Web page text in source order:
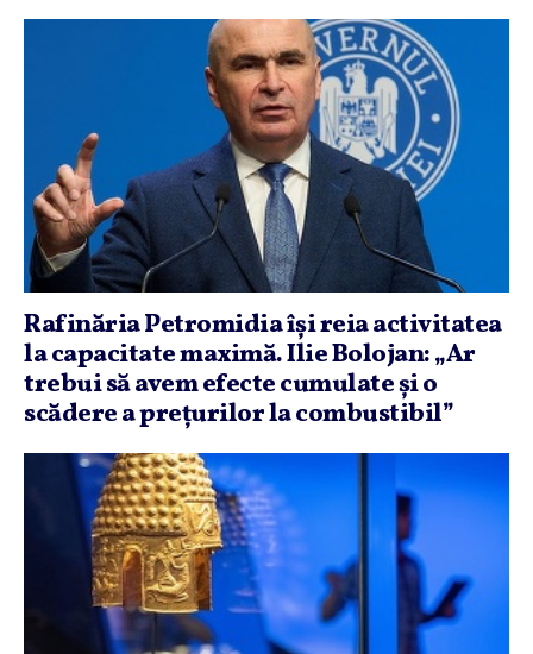
Rafinăria Petromidia îşi reia activitatea
la capacitate maximă. Ilie Bolojan: „Ar
trebui să avem efecte cumulate şi o
scădere a preţurilor la combustibil”